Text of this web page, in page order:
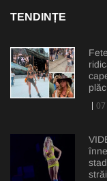
TENDINȚE